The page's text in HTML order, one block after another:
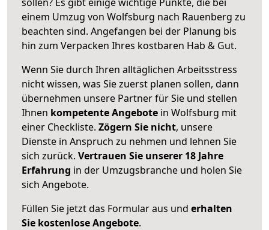
einem Umzug von Wolfsburg nach Rauenberg zu
beachten sind. Angefangen bei der Planung bis
hin zum Verpacken Ihres kostbaren Hab & Gut.
Wenn Sie durch Ihren alltäglichen Arbeitsstress
nicht wissen, was Sie zuerst planen sollen, dann
übernehmen unsere Partner für Sie und stellen
Ihnen kompetente Angebote in Wolfsburg mit
einer Checkliste. Zögern Sie nicht, unsere
Dienste in Anspruch zu nehmen und lehnen Sie
sich zurück. Vertrauen Sie unserer 18 Jahre
Erfahrung in der Umzugsbranche und holen Sie
sich Angebote.
Füllen Sie jetzt das Formular aus und erhalten
Sie kostenlose Angebote.